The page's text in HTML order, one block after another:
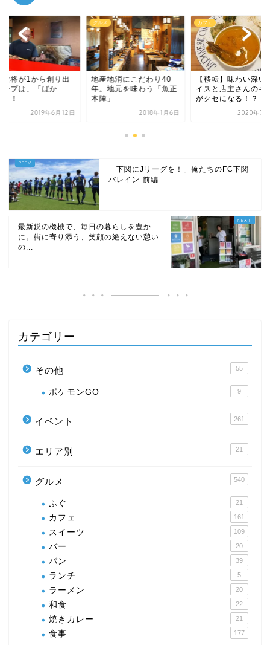
グルメ
地産地消にこだわり40
年。地元を味わう「魚正
本陣」
2018年1月6日
カフェ
【移転】味わい深いスパ
イスと店主さんのキャラ
がクセになる！？「Sp...
2020年7月26日
グルメ
職人大将が
すスープは
馬」！！
「下関にJリーグを！」俺たちのFC下関
バレイン‐前編-
最新鋭の機械で、毎日の暮らしを豊か
に。街に寄り添う、笑顔の絶えない憩い
の...
カテゴリー
その他 55
ポケモンGO 9
イベント 261
エリア別 21
グルメ 540
ふぐ 21
カフェ 161
スイーツ 109
バー 20
パン 39
ランチ 5
ラーメン 20
和食 22
焼きカレー 21
食事 177